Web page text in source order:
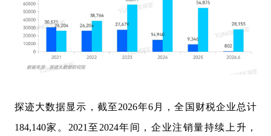
探迹大数据显示，截至2026年6月，全国财税企业总计
184,140家。2021至2024年间，企业注销量持续上升，